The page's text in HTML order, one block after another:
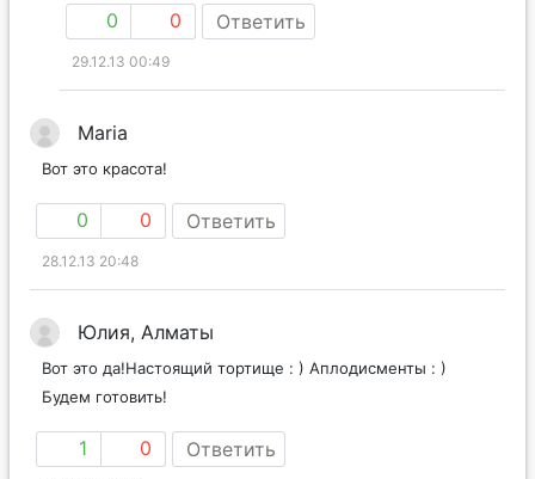
0 0 Ответить
29.12.13 00:49
Maria
Вот это красота!
0 0 Ответить
28.12.13 20:48
Юлия, Алматы
Вот это да!Настоящий тортище : ) Аплодисменты : )
Будем готовить!
1 0 Ответить